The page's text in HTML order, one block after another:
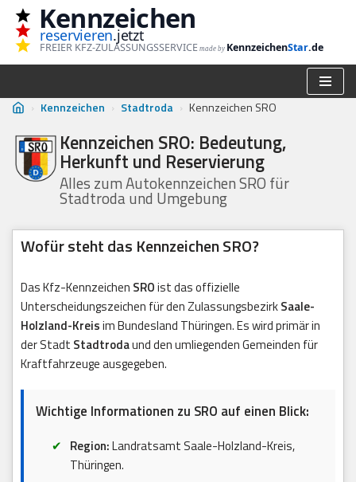
Zum
Inhalt
Kennzeichen
reservieren.jetzt
FREIER KFZ-ZULASSUNGSSERVICE made by KennzeichenStar.de
› Kennzeichen › Stadtroda › Kennzeichen SRO
Kennzeichen SRO: Bedeutung,
Herkunft und Reservierung
Alles zum Autokennzeichen SRO für
Stadtroda und Umgebung
Wofür steht das Kennzeichen SRO?
Das Kfz-Kennzeichen SROist das offizielle
Unterscheidungszeichen für den ZulassungsbezirkSaale-
Holzland-Kreisim Bundesland Thüringen. Es wird primär in
der Stadt Stadtrodaund den umliegenden Gemeinden für
Kraftfahrzeuge ausgegeben.
Wichtige Informationen zu SRO auf einen Blick:
Region:Landratsamt Saale-Holzland-Kreis,
Thüringen.